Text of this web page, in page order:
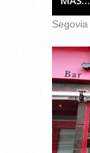
Segovia